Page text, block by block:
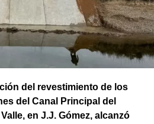
del revestimiento de los
del Canal Principal del
en J.J. Gómez, alcanzó